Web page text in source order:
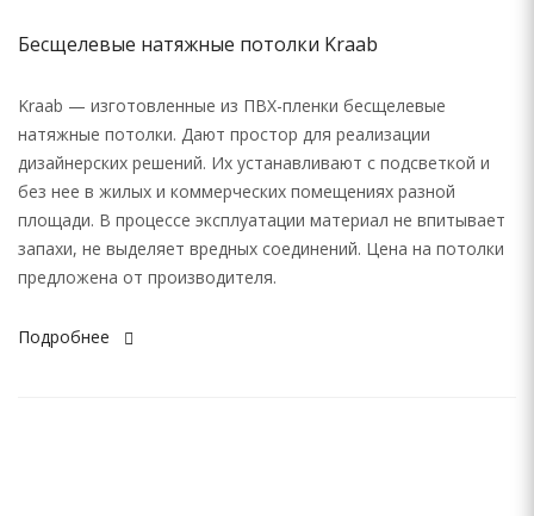
Бесщелевые натяжные потолки Kraab
Kraab — изготовленные из ПВХ-пленки бесщелевые
натяжные потолки. Дают простор для реализации
дизайнерских решений. Их устанавливают с подсветкой и
без нее в жилых и коммерческих помещениях разной
площади. В процессе эксплуатации материал не впитывает
запахи, не выделяет вредных соединений. Цена на потолки
предложена от производителя.
Подробнее